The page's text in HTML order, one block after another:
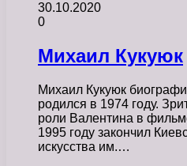
30.10.2020
0
Михаил Кукуюк
Михаил Кукуюк
родился в 1974 году.
роли Валентина в
1995 году закончил
искусства им.…